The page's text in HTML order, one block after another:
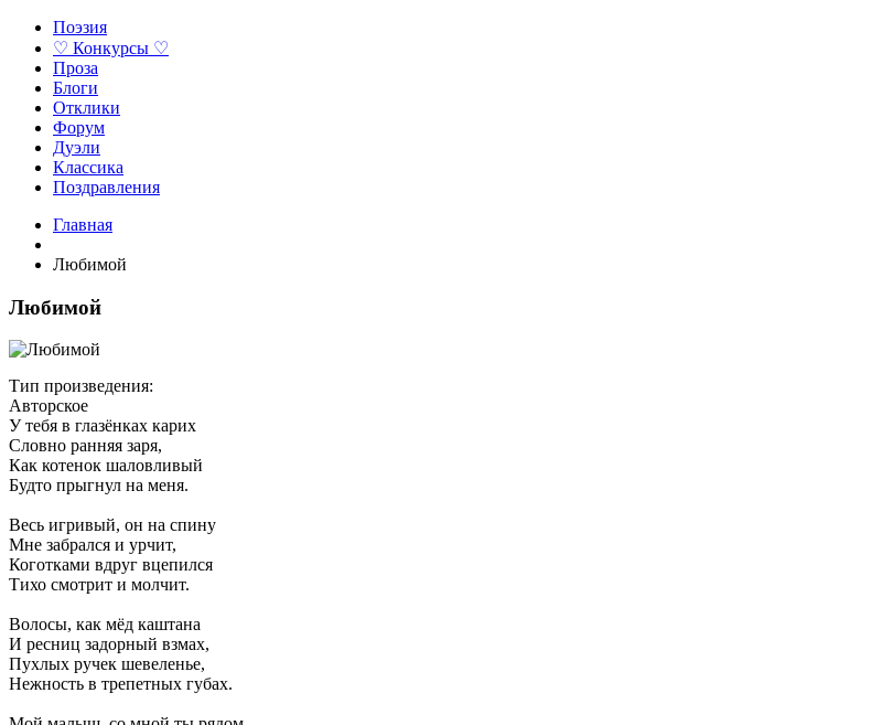
Поэзия
♡ Конкурсы ♡
Проза
Блоги
Отклики
Форум
Дуэли
Классика
Поздравления
Главная
Любимой
Любимой
Тип произведения:
Авторское
У тебя в глазёнках карих
Словно ранняя заря,
Как котенок шаловливый
Будто прыгнул на меня.
Весь игривый, он на спину
Мне забрался и урчит,
Коготками вдруг вцепился
Тихо смотрит и молчит.
Волосы, как мёд каштана
И ресниц задорный взмах,
Пухлых ручек шевеленье,
Нежность в трепетных губах.